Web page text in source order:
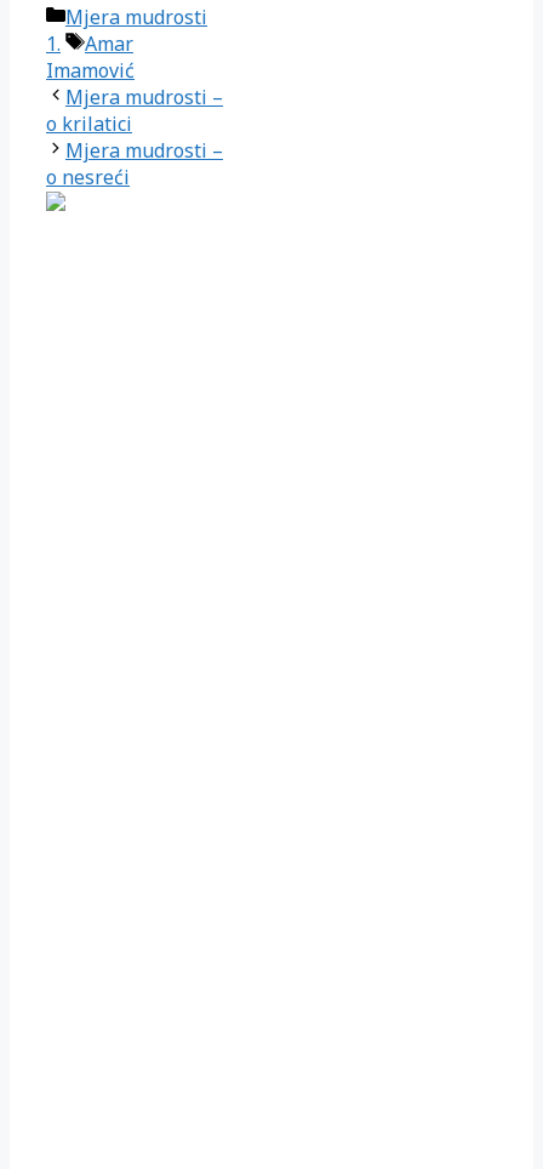
Kategorije
Mjera mudrosti
1.
Oznake
Amar
Imamović
Mjera mudrosti –
o krilatici
Mjera mudrosti –
o nesreći